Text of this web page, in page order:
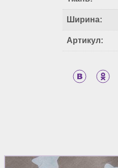
Ширина:
Артикул: